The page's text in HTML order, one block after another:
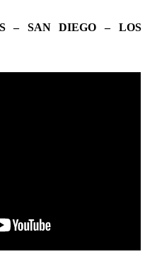
– SAN DIEGO – LOS